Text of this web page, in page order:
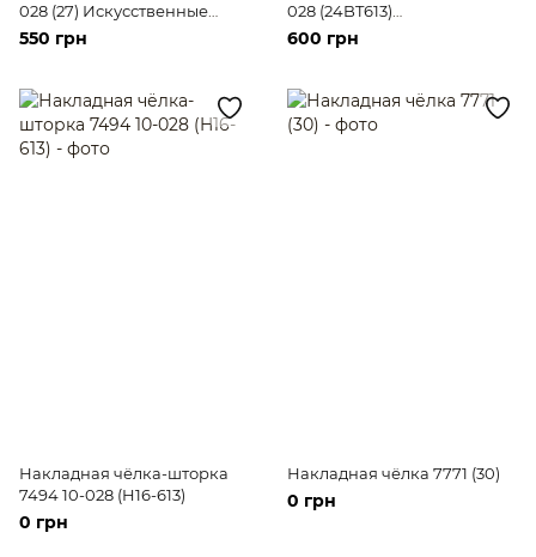
028 (27) Искусственные
русые короткие волосы
550 грн
028 (24BT613)
Искусственные светлые
волосы средней длины
600 грн
Накладная чёлка-шторка
7494 10-028 (H16-613)
0 грн
Накладная чёлка 7771 (30)
0 грн